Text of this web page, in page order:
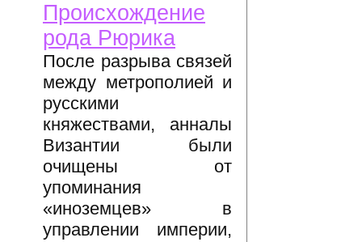
Происхождение
рода Рюрика
После разрыва связей
между метрополией и
русскими
княжествами, анналы
Византии были
очищены от
упоминания
«иноземцев» в
управлении империи,